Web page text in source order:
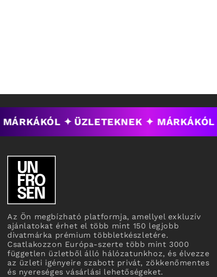
✦ ÜZLETEKNEK ✦
Az Ön megbízható platformja, amellyel exkluzív
ajánlatokat érhet el több mint 150 legjobb
divatmárka prémium többletkészletére.
Csatlakozzon Európa-szerte több mint 3000
független üzletből álló hálózatunkhoz, és élvezze
az üzleti igényeire szabott privát, zökkenőmentes
és nyereséges vásárlási lehetőségeket.